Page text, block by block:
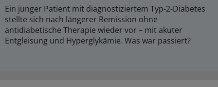
Ein junger Patient mit diagnostiziertem Typ-2-Diabetes
stellte sich nach längerer Remission ohne
antidiabetische Therapie wieder vor – mit akuter
Entgleisung und Hyperglykämie. Was war passiert?